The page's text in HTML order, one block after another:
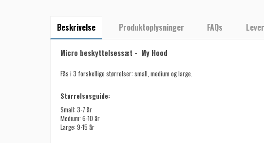
Beskrivelse Produktoplysninger FAQs
Micro beskyttelsessæt - My Hood
Fås i 3 forskellige størrelser: small, medium og large.
Størrelsesguide:
Small: 3-7 år
Medium: 6-10 år
Large: 9-15 år